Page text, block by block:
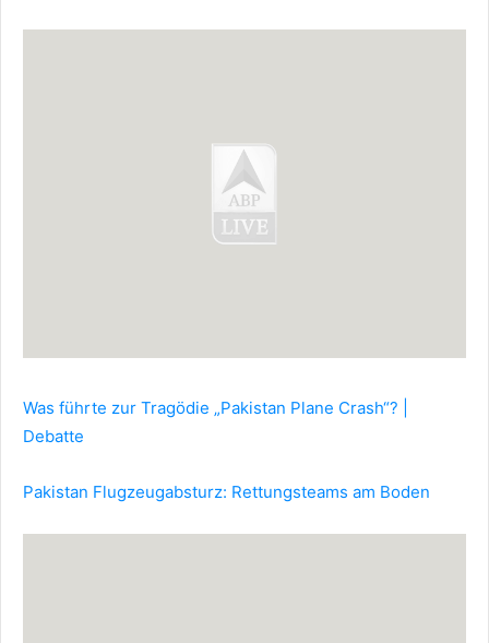
Was führte zur Tragödie „Pakistan Plane Crash“? |
Debatte
Pakistan Flugzeugabsturz: Rettungsteams am Boden